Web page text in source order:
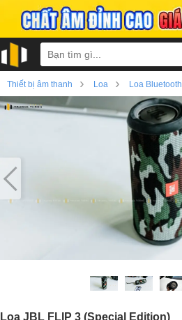
Thiết bị âm thanh › Loa › Loa Bluetooth
Loa JBL FLIP 3 (Special Edition)